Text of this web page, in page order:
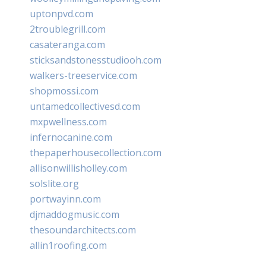
uptonpvd.com
2troublegrill.com
casateranga.com
sticksandstonesstudiooh.com
walkers-treeservice.com
shopmossi.com
untamedcollectivesd.com
mxpwellness.com
infernocanine.com
thepaperhousecollection.com
allisonwillisholley.com
solslite.org
portwayinn.com
djmaddogmusic.com
thesoundarchitects.com
allin1roofing.com